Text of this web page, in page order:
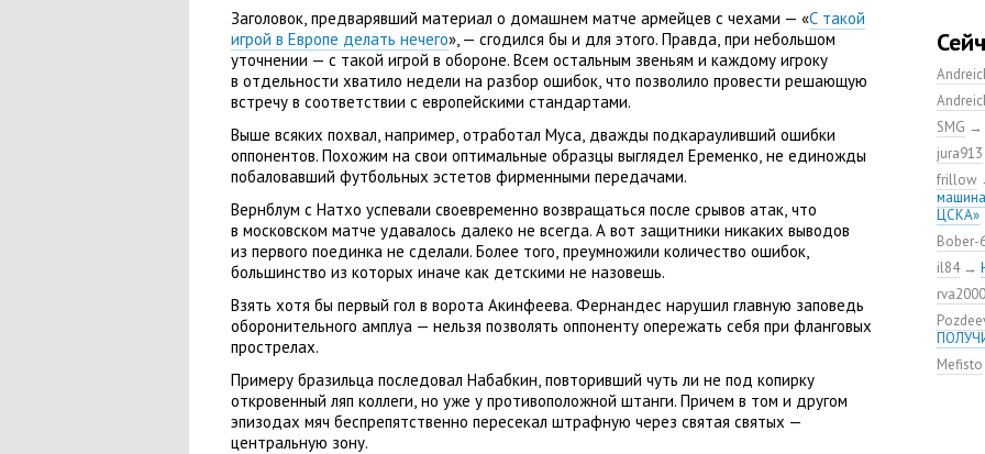
Заголовок, предварявший материал о домашнем матче армейцев с чехами — «С такой
игрой в Европе делать нечего», — сгодился бы и для этого. Правда, при небольшом
уточнении — с такой игрой в обороне. Всем остальным звеньям и каждому игроку
в отдельности хватило недели на разбор ошибок, что позволило провести решающую
встречу в соответствии с европейскими стандартами.
Выше всяких похвал, например, отработал Муса, дважды подкарауливший ошибки
оппонентов. Похожим на свои оптимальные образцы выглядел Еременко, не единожды
побаловавший футбольных эстетов фирменными передачами.
Вернблум с Натхо успевали своевременно возвращаться после срывов атак, что
в московском матче удавалось далеко не всегда. А вот защитники никаких выводов
из первого поединка не сделали. Более того, преумножили количество ошибок,
большинство из которых иначе как детскими не назовешь.
Взять хотя бы первый гол в ворота Акинфеева. Фернандес нарушил главную заповедь
оборонительного амплуа — нельзя позволять оппоненту опережать себя при фланговых
прострелах.
Примеру бразильца последовал Набабкин, повторивший чуть ли не под копирку
откровенный ляп коллеги, но уже у противоположной штанги. Причем в том и другом
эпизодах мяч беспрепятственно пересекал штрафную через святая святых —
центральную зону.
матча
на
но
мяча»
ЦСКА
нового
SMG →
jura913
frillow
ЦСКА»
Bober-
il84→
rva2000
Mefisto